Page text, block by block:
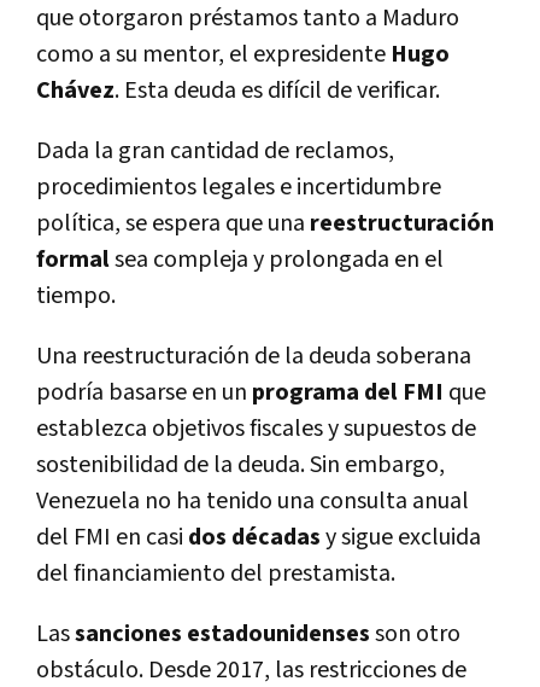
que otorgaron préstamos tanto a Maduro
como a su mentor, el expresidente Hugo
Chávez. Esta deuda es difícil de verificar.
Dada la gran cantidad de reclamos,
procedimientos legales e incertidumbre
política, se espera que una reestructuración
formalsea compleja y prolongada en el
tiempo.
Una reestructuración de la deuda soberana
podría basarse en un programa del FMI que
establezca objetivos fiscales y supuestos de
sostenibilidad de la deuda. Sin embargo,
Venezuela no ha tenido una consulta anual
del FMI en casi dos décadasy sigue excluida
del financiamiento del prestamista.
Lassanciones estadounidensesson otro
obstáculo. Desde 2017, las restricciones de